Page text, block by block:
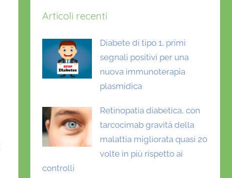
Articoli recenti
Diabete di tipo 1, primi
segnali positivi per una
nuova immunoterapia
plasmidica
Retinopatia diabetica, con
tarcocimab gravità della
malattia migliorata quasi 20
volte in più rispetto ai
controlli